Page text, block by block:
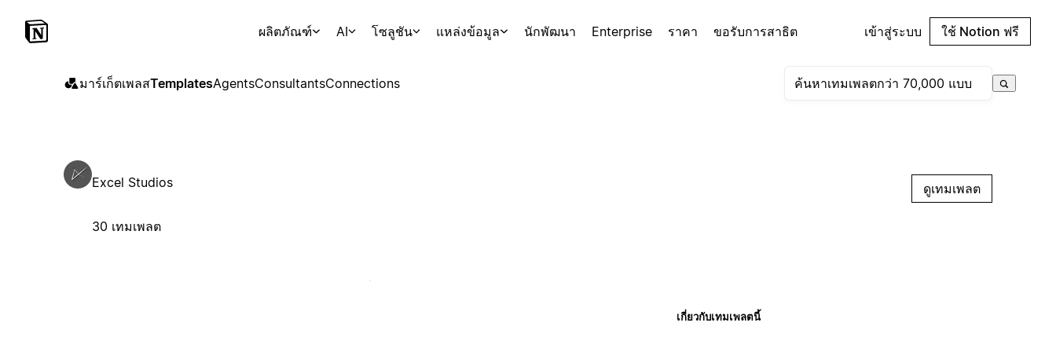
ผลิตภัณฑ์ AI โซลูชัน แหล่งข้อมูล นักพัฒนา Enterprise ราคา ขอรับการสาธิต เข้าสู่ระบบ ใช้ Notion ฟรี
มาร์เก็ตเพลสTemplatesAgentsConsultantsConnections
Excel Studios
30 เทมเพลต
ดูเทมเพลต
เกี่ยวกับเทมเพลตนี้